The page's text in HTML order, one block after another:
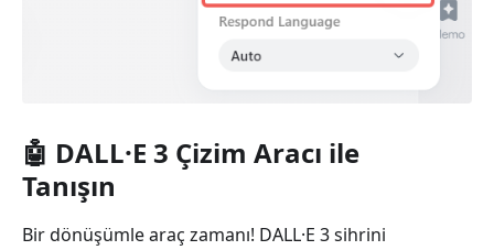
🤖️ DALL·E 3 Çizim Aracı ile
Tanışın
Bir dönüşümle araç zamanı! DALL·E 3 sihrini